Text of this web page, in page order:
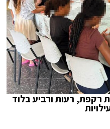
רקפת, רעות ורביע בלוד